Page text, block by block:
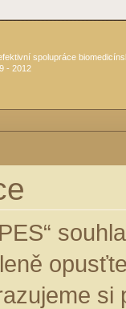
spolupráce
- 2012